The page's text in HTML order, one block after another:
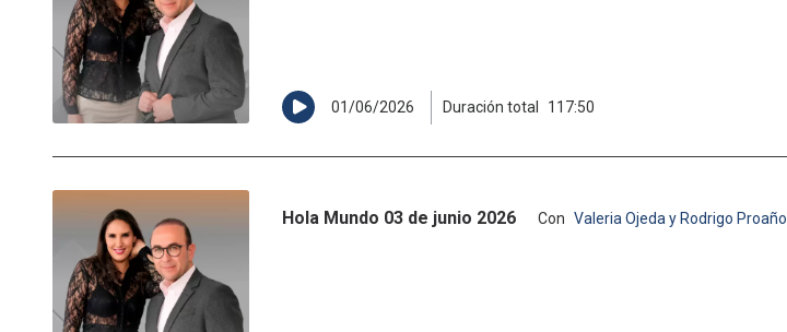
01/06/2026 Duración total 117:50
Hola Mundo 03 de junio 2026 Con Valeria Ojeda y Rodrigo Proaño